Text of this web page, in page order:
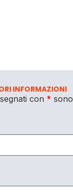
INFORMAZIONI
con * sono